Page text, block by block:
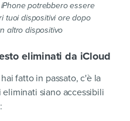
potrebbero essere
tuoi dispositivi ore dopo
altro dispositivo
eliminati da iCloud
fatto in passato, c'è la
siano accessibili